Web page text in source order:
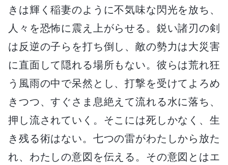
きは輝く稲妻のように不気味な閃光を放ち、
人々を恐怖に震え上がらせる。鋭い諸刃の剣
は反逆の子らを打ち倒し、敵の勢力は大災害
に直面して隠れる場所もない。彼らは荒れ狂
う風雨の中で呆然とし、打撃を受けてよろめ
きつつ、すぐさま息絶えて流れる水に落ち、
押し流されていく。そこには死しかなく、生
き残る術はない。七つの雷がわたしから放た
れ、わたしの意図を伝える。その意図とはエ